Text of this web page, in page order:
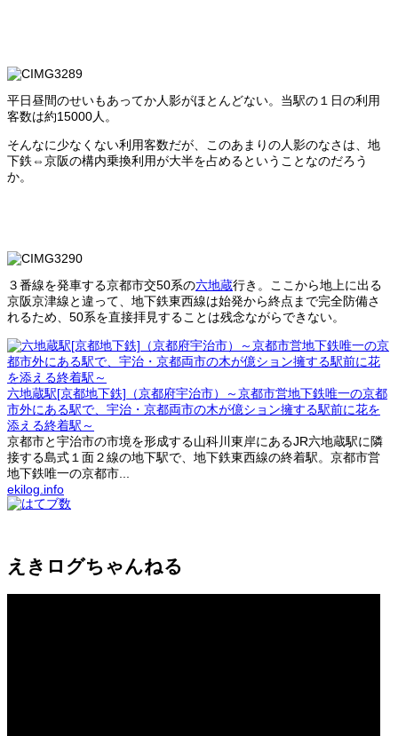
平日昼間のせいもあってか人影がほとんどない。当駅の１日の利用
客数は約15000人。
そんなに少なくない利用客数だが、このあまりの人影のなさは、地
下鉄⇔京阪の構内乗換利用が大半を占めるということなのだろう
か。
３番線を発車する京都市交50系の六地蔵行き。ここから地上に出る
京阪京津線と違って、地下鉄東西線は始発から終点まで完全防備さ
れるため、50系を直接拝見することは残念ながらできない。
六地蔵駅[京都地下鉄]（京都府宇治市）～京都市営地下鉄唯一の京都
市外にある駅で、宇治・京都両市の木が億ション擁する駅前に花を
添える終着駅～
京都市と宇治市の市境を形成する山科川東岸にあるJR六地蔵駅に隣
接する島式１面２線の地下駅で、地下鉄東西線の終着駅。京都市営
地下鉄唯一の京都市...
ekilog.info
えきログちゃんねる